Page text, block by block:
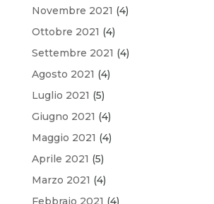
Novembre 2021 (4)
Ottobre 2021 (4)
Settembre 2021 (4)
Agosto 2021 (4)
Luglio 2021 (5)
Giugno 2021 (4)
Maggio 2021 (4)
Aprile 2021 (5)
Marzo 2021 (4)
Febbraio 2021 (4)